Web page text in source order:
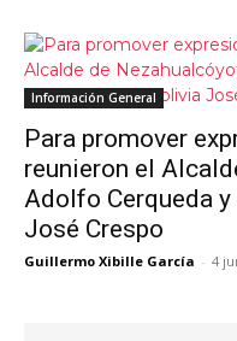
Información General
Para promover
reunieron el
Adolfo Cerqueda
José Crespo
Guillermo Xibille García - 4